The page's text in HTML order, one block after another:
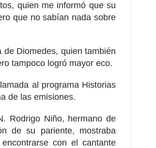
quien me informó que su
que no sabían nada sobre
Diomedes, quien también
tampoco logró mayor eco.
al programa Historias
de las emisiones.
Rodrigo Niño, hermano de
de su pariente, mostraba
con el cantante